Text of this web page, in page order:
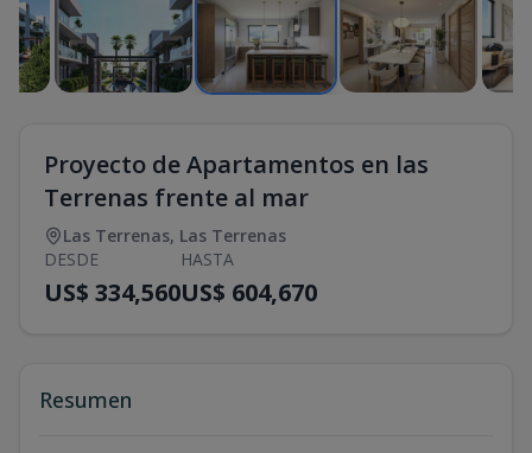
Proyecto de Apartamentos en las
Terrenas frente al mar
Las Terrenas, Las Terrenas
DESDE
US$ 334,560
HASTA
US$ 604,670
Resumen